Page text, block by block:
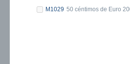
M1029 50 céntimos de Euro